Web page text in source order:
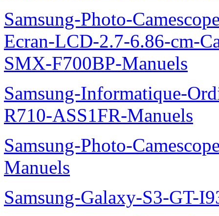
Samsung-Photo-
Ecran-LCD-2.7-6.86-cm-
SMX-F700BP-Manuels
Samsung-Informatique-
R710-ASS1FR-Manuels
Samsung-Photo-
Manuels
Samsung-Galaxy-S3-GT-